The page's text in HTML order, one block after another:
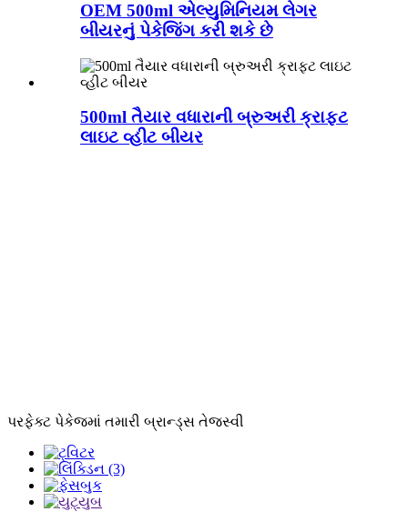
OEM 500ml એલ્યુમિનિયમ લેગર
બીયરનું પેકેજિંગ કરી શકે છે
500ml તૈયાર વધારાની બ્રુઅરી ક્રાફ્ટ
લાઇટ વ્હીટ બીયર
પરફેક્ટ પેકેજમાં તમારી બ્રાન્ડ્સ તેજસ્વી